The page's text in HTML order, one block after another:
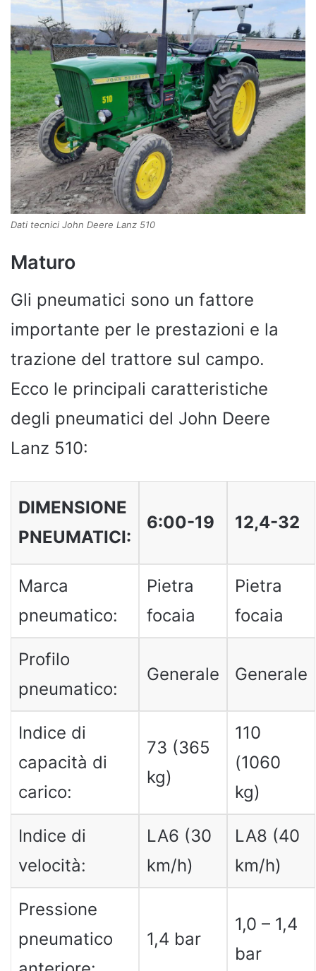
Dati tecnici John Deere Lanz 510
Maturo
Gli pneumatici sono un fattore
importante per le prestazioni e la
trazione del trattore sul campo.
Ecco le principali caratteristiche
degli pneumatici del John Deere
Lanz 510:
DIMENSIONE
PNEUMATICI:
6:00-19 12,4-32
Marca
pneumatico:
Pietra
focaia
Pietra
focaia
Profilo
pneumatico:
Generale Generale
Indice di
capacità di
carico:
73 (365
kg)
110
(1060
kg)
Indice di
velocità:
LA6 (30
km/h)
LA8 (40
km/h)
Pressione
pneumatico
1,4 bar
1,0 – 1,4
bar